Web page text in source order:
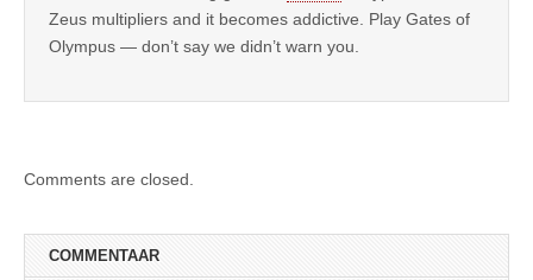
Zeus multipliers and it becomes addictive. Play Gates of
Olympus — don’t say we didn’t warn you.
Comments are closed.
COMMENTAAR